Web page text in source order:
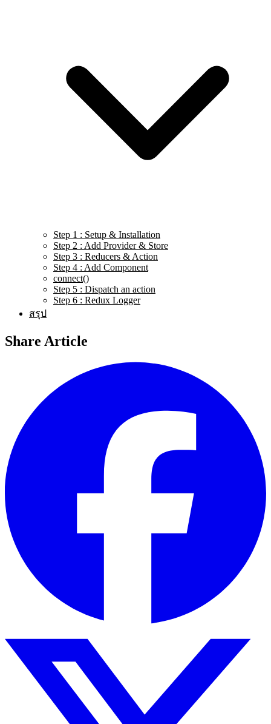
Step 1 : Setup & Installation
Step 2 : Add Provider & Store
Step 3 : Reducers & Action
Step 4 : Add Component
connect()
Step 5 : Dispatch an action
Step 6 : Redux Logger
สรุป
Share Article